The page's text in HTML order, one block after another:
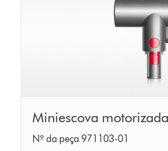
Miniescova
motorizada
Miniescova motorizada
Nº da peça 971103-01